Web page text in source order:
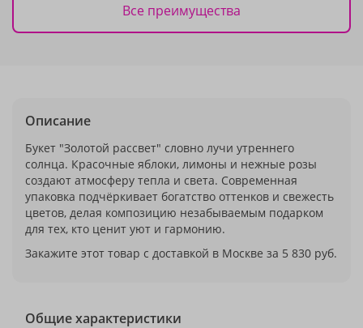
Все преимущества
Описание
Букет "Золотой рассвет" словно лучи утреннего
солнца. Красочные яблоки, лимоны и нежные розы
создают атмосферу тепла и света. Современная
упаковка подчёркивает богатство оттенков и свежесть
цветов, делая композицию незабываемым подарком
для тех, кто ценит уют и гармонию.
Закажите этот товар с доставкой в Москве за 5 830 руб.
Общие характеристики